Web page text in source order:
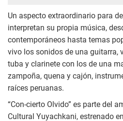
Un aspecto extraordinario para
interpretan su propia música,
contemporáneos hasta temas
vivo los sonidos de una guitarra,
tuba y clarinete con los de una
zampoña, quena y cajón,
raíces peruanas.
“Con-cierto Olvido” es parte del
Cultural Yuyachkani, estrenado